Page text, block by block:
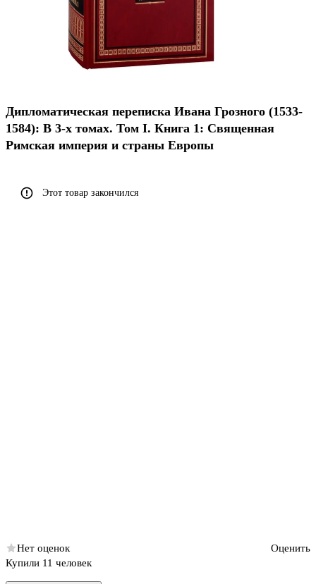
Дипломатическая переписка Ивана Грозного (1533-
1584): В 3-х томах. Том I. Книга 1: Священная
Римская империя и страны Европы
Этот товар закончился
Нет оценок
Оценить
Купили 11 человек